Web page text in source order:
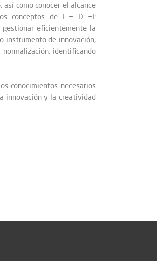
como conocer el alcance
conceptos de I + D +I:
gestionar eficientemente la
instrumento de innovación,
identificando
conocimientos necesarios
innovación y la creatividad